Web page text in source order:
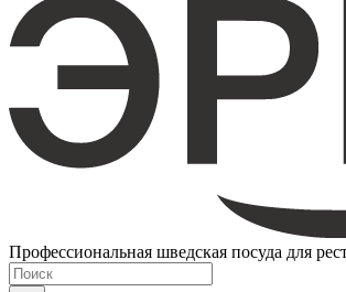
Профессиональная шведская посуда для